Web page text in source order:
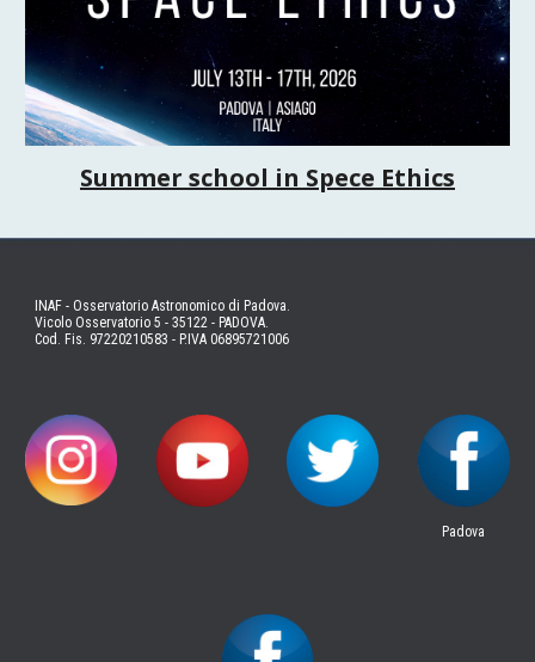
Summer school in Spece Ethics
INAF - Osservatorio Astronomico di Padova.
Vicolo Osservatorio 5 - 35122 - PADOVA.
Cod. Fis. 97220210583 - P.IVA 06895721006
Padova